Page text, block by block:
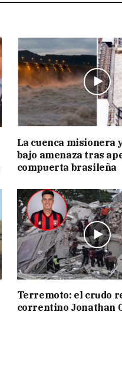
La cuenca misionera
bajo amenaza tras
compuerta brasileña
Terremoto: el crudo
correntino Jonathan